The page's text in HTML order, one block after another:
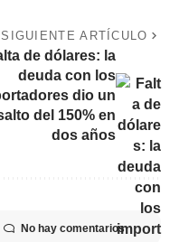
SIGUIENTE ARTÍCULO
de dólares: la
deuda con los
dio un
del 150% en
dos años
No hay comentarios